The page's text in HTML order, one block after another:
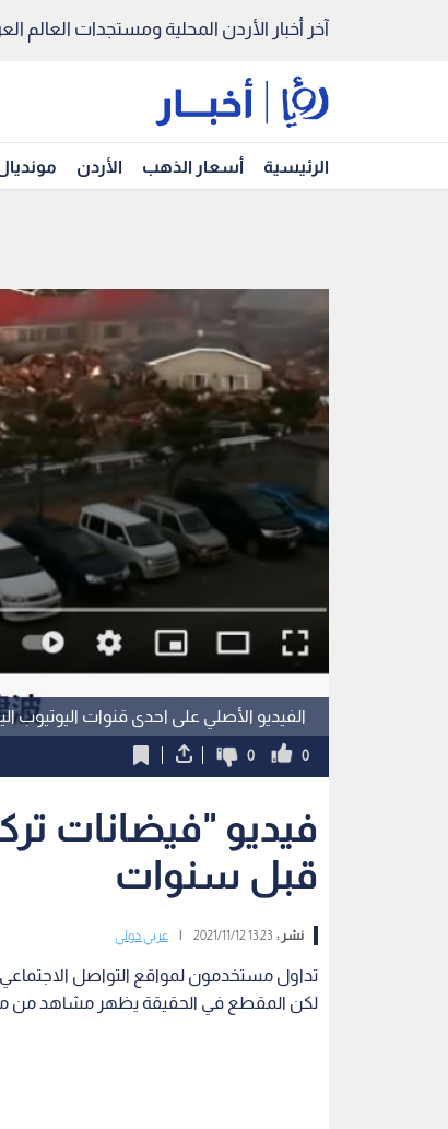
آخر أخبار الأردن المحلية ومستجدات العالم
الرئيسية أسعار الذهب الأردن مونديال
الفيديو الأصلي على احدى قنوات اليوتيوب
0
0
فيديو "فيضانات
قبل سنوات
نشر :13:23 2021/11/12 عربي دولي
تداول مستخدمون لمواقع التواصل
لكن المقطع في الحقيقة يظهر مشاهد من